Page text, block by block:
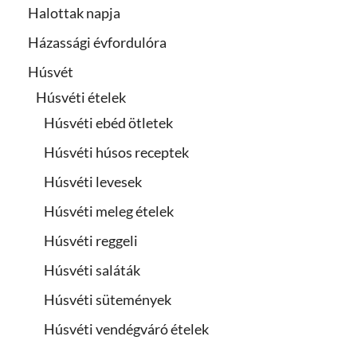
Halottak napja
Házassági évfordulóra
Húsvét
Húsvéti ételek
Húsvéti ebéd ötletek
Húsvéti húsos receptek
Húsvéti levesek
Húsvéti meleg ételek
Húsvéti reggeli
Húsvéti saláták
Húsvéti sütemények
Húsvéti vendégváró ételek